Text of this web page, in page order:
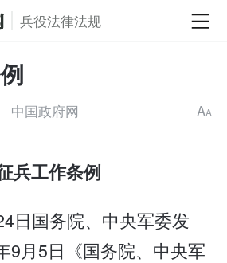
兵役法律法规
中国政府网 AA
兵工作条例
日国务院、中央军委发
月5日《国务院、中央军